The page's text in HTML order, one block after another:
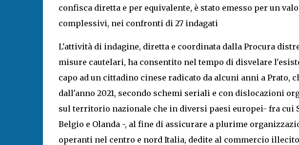
confisca diretta e per equivalente, è stato emesso per un
complessivi, nei confronti di 27 indagati
L'attività di indagine, diretta e coordinata dalla Procura
misure cautelari, ha consentito nel tempo di disvelare
capo ad un cittadino cinese radicato da alcuni anni a Prato,
dall'anno 2021, secondo schemi seriali e con dislocazioni
sul territorio nazionale che in diversi paesi europei- fra cui
Belgio e Olanda -, al fine di assicurare a plurime
operanti nel centro e nord Italia, dedite al commercio